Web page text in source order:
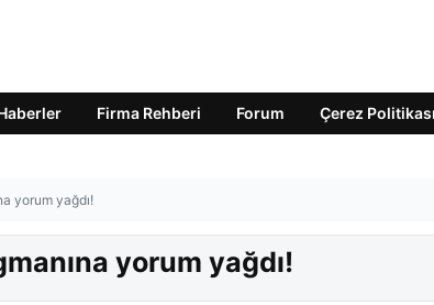
Firma Rehberi Forum Çerez Politikası
yorum yağdı!
yorum yağdı!